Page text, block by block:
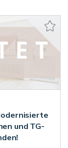
und TG-